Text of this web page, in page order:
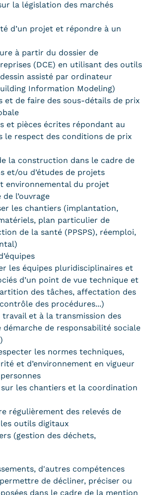
la législation des marchés
d’un projet et répondre à un
à partir du dossier de
(DCE) en utilisant des outils
assisté par ordinateur
Information Modeling)
et de faire des sous-détails de prix
et pièces écrites répondant au
le respect des conditions de prix
la construction dans le cadre de
et/ou d’études de projets
environnemental du projet
l’ouvrage
les chantiers (implantation,
plan particulier de
de la santé (PPSPS), réemploi,
les équipes pluridisciplinaires et
d’un point de vue technique et
des tâches, affectation des
des procédures...)
et à la transmission des
démarche de responsabilité sociale
les normes techniques,
et d’environnement en vigueur
les chantiers et la coordination
régulièrement des relevés de
outils digitaux
(gestion des déchets,
d'autres compétences
de décliner, préciser ou
dans le cadre de la mention